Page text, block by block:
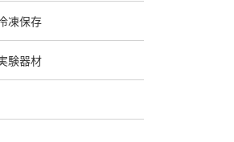
凍保存
験器材